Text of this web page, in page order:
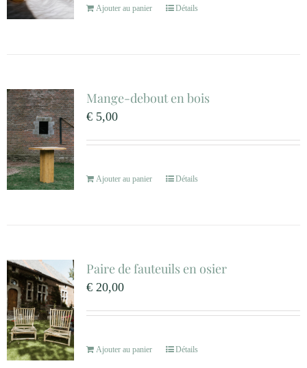
Ajouter au panier Détails
Mange-debout en bois
€5,00
Ajouter au panier Détails
Paire de fauteuils en osier
€20,00
Ajouter au panier Détails